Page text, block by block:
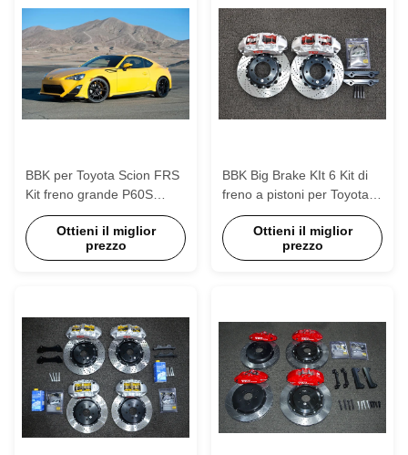
BBK per Toyota Scion FRS
Kit freno grande P60S
Frontale Forgiato 6 pinze a
pistoniOttieni il miglior
prezzo
BBK Big Brake KIt 6 Kit di
freno a pistoni per Toyota
Prado 20 pollici Ruota
anteriore S40 4 Kit di pinza
a pistoni per posteriore
Ottieni il miglior
prezzo